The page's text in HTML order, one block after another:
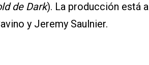
de Dark). La producción está a
y Jeremy Saulnier.